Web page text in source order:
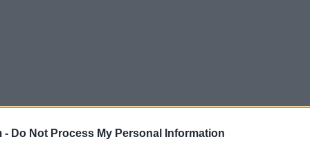
- Do Not Process My Personal Information